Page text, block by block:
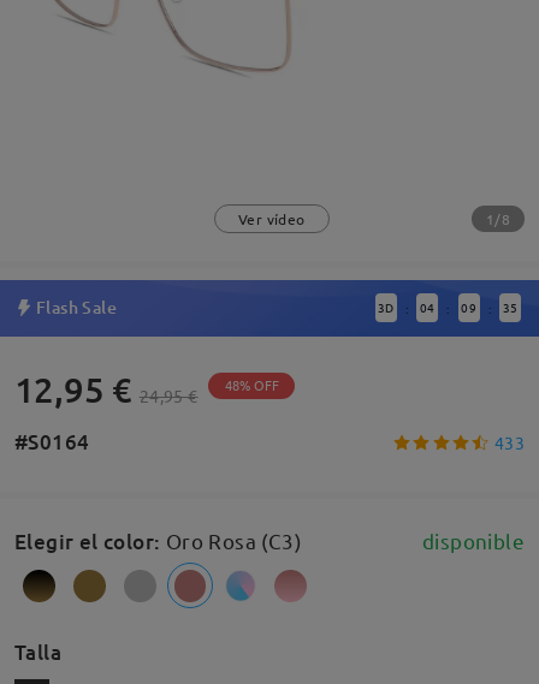
Ver vídeo 1/8
Flash Sale 3D : 04 : 09 : 34
12,95 € 24,95 € 48% OFF
#S0164 433
Elegir el color: Oro Rosa (C3) disponible
Talla